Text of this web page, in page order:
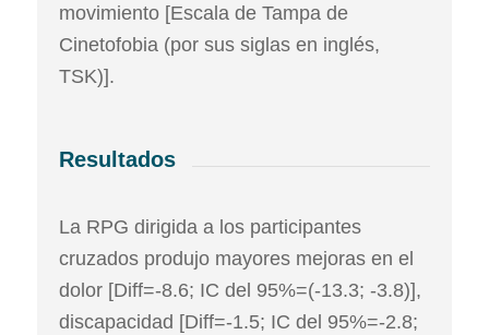
movimiento [Escala de Tampa de
Cinetofobia (por sus siglas en inglés,
TSK)].
Resultados
La RPG dirigida a los participantes
cruzados produjo mayores mejoras en el
dolor [Diff=-8.6; IC del 95%=(-13.3; -3.8)],
discapacidad [Diff=-1.5; IC del 95%=-2.8;